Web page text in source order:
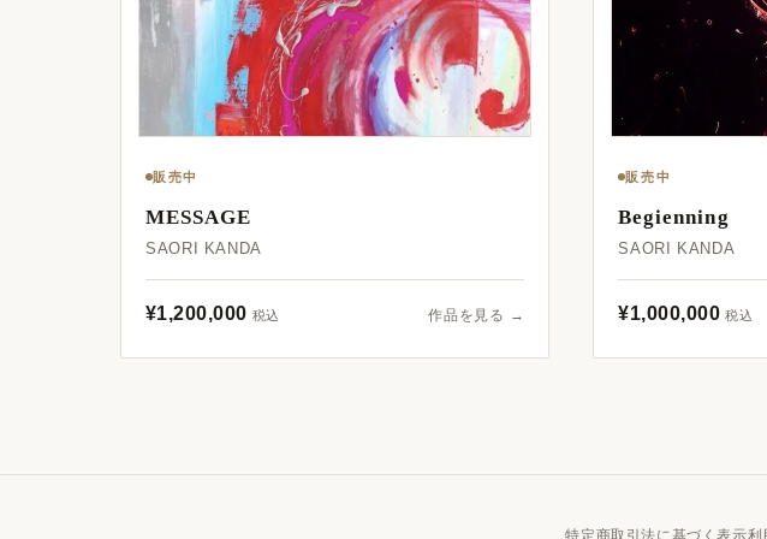
販売中
MESSAGE
SAORI KANDA
¥1,200,000 税込 作品を見る →
販売中
Begienning
SAORI KANDA
¥1,000,000 税込
特定商取引法に基づく表示利